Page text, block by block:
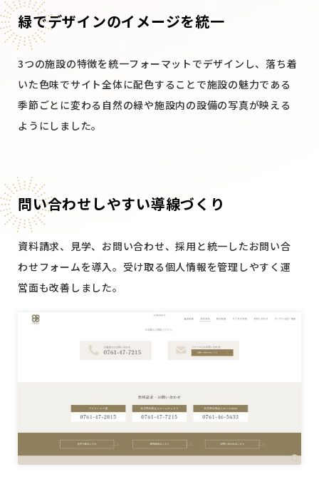
緑でデザインのイメージを統一
3つの施設の特徴を統一フォーマットでデザインし、落ち着
いた色味でサイト全体に配色することで施設の魅力である
季節ごとに変わる自然の緑や施設内の設備の写真が映える
ようにしました。
問い合わせしやすい導線づくり
資料請求、見学、お問い合わせ、採用と統一したお問い合
わせフォームを導入。受け取る個人情報を管理しやすく運
営面も改善しました。